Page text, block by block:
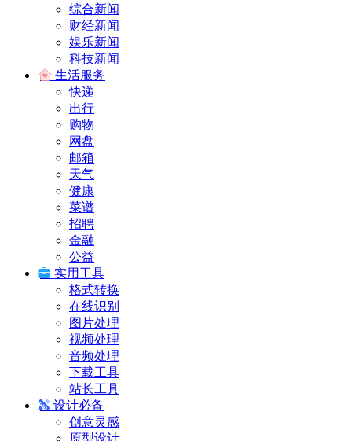
综合新闻
财经新闻
娱乐新闻
科技新闻
生活服务
快递
出行
购物
网盘
邮箱
天气
健康
菜谱
招聘
金融
公益
实用工具
格式转换
在线识别
图片处理
视频处理
音频处理
下载工具
站长工具
设计必备
创意灵感
原型设计